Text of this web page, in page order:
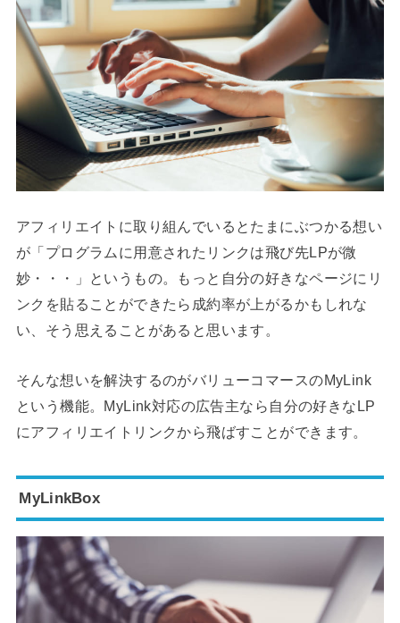
アフィリエイトに取り組んでいるとたまにぶつかる想い
が「プログラムに用意されたリンクは飛び先LPが微
妙・・・」というもの。もっと自分の好きなページにリ
ンクを貼ることができたら成約率が上がるかもしれな
い、そう思えることがあると思います。
そんな想いを解決するのがバリューコマースのMyLink
という機能。MyLink対応の広告主なら自分の好きなLP
にアフィリエイトリンクから飛ばすことができます。
MyLinkBox